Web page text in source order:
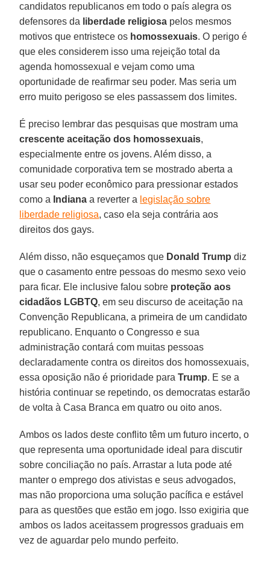
candidatos republicanos em todo o país alegra os
defensores da liberdade religiosa pelos mesmos
motivos que entristece os homossexuais. O perigo é
que eles considerem isso uma rejeição total da
agenda homossexual e vejam como uma
oportunidade de reafirmar seu poder. Mas seria um
erro muito perigoso se eles passassem dos limites.
É preciso lembrar das pesquisas que mostram uma
crescente aceitação dos homossexuais,
especialmente entre os jovens. Além disso, a
comunidade corporativa tem se mostrado aberta a
usar seu poder econômico para pressionar estados
como a Indiana a reverter a legislação sobre
liberdade religiosa, caso ela seja contrária aos
direitos dos gays.
Além disso, não esqueçamos que Donald Trump diz
que o casamento entre pessoas do mesmo sexo veio
para ficar. Ele inclusive falou sobre proteção aos
cidadãos LGBTQ, em seu discurso de aceitação na
Convenção Republicana, a primeira de um candidato
republicano. Enquanto o Congresso e sua
administração contará com muitas pessoas
declaradamente contra os direitos dos homossexuais,
essa oposição não é prioridade paraTrump. E se a
história continuar se repetindo, os democratas estarão
de volta à Casa Branca em quatro ou oito anos.
Ambos os lados deste conflito têm um futuro incerto, o
que representa uma oportunidade ideal para discutir
sobre conciliação no país. Arrastar a luta pode até
manter o emprego dos ativistas e seus advogados,
mas não proporciona uma solução pacífica e estável
para as questões que estão em jogo. Isso exigiria que
ambos os lados aceitassem progressos graduais em
vez de aguardar pelo mundo perfeito.